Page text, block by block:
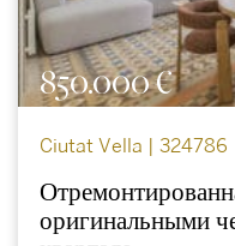
850.000 €
Ciutat Vella | 324786
оригинальными